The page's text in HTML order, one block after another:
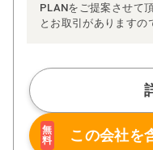
PLANをご提案させて
とお取引がありますの
ます。
どうぞ、お気軽にご相
無
料
この会社を